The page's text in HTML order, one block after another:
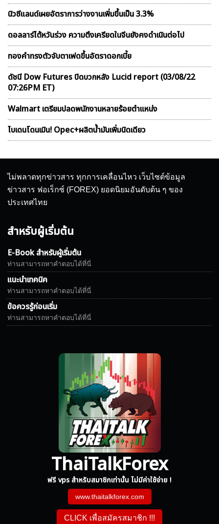
นิวซีแลนด์เผยอัตราการว่างงานเพิ่มขึ้นเป็น 3.3%
ดอลลาร์ไต้หวันร่วง ความตึงเครียดในจีนยังคงดำเนินต่อไป
ทองคำทรงตัวจับตาเฟดขึ้นอัตราดอกเบี้ย
ดัชนี Dow Futures ปิดบวกหลัง Lucid report (03/08/22
07:26PM ET)
Walmart เตรียมปลดพนักงานหลายร้อยตำแหน่ง
ไบเดนโดนเมิน! Opec+ผลิตน้ำมันเพิ่มนิดเดียว
ไม่พลาดทุกข่าวสาร ทุกการเคลื่อนไหว เว็บไซต์ข้อมูล
ข่าวสาร ฟอเร็กซ์ (FOREX) ยอดนิยมอันดับต้น ๆ ของ
ประเทศไทย
สำหรับผู้เริ่มต้น
E-Book สำหรับผู้เริ่มต้น
ท่านสามารถหาคำตอบได้ที่นี่
แนะนำเทคนิค
ท่านสามารถหาคำตอบได้ที่นี่
ข้อควรรู้ก่อนเริ่ม
ท่านสามารถหาคำตอบได้ที่นี่
ThaiTalkForex
ฟรี vps สำหรับสมาชิกเท่านั้น ไม่มีค่าใช้จ่าย !
www.thaitalkforex.com
CLICK เพื่อสมัครสมาชิก !!!